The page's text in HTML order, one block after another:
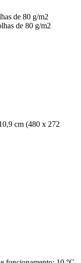
de 80 g/m2
de 80 g/m2
cm (480 x 272